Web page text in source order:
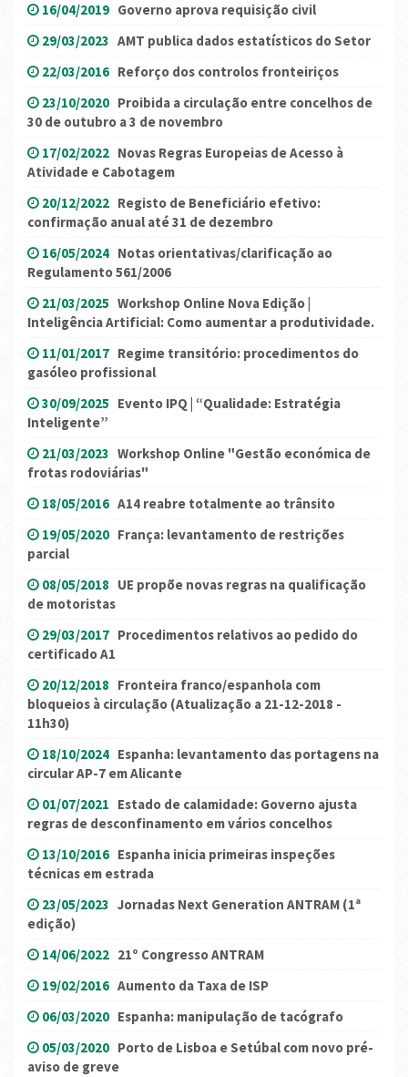
16/04/2019 Governo aprova requisição civil
29/03/2023 AMT publica dados estatísticos do Setor
22/03/2016 Reforço dos controlos fronteiriços
23/10/2020 Proibida a circulação entre concelhos de
30 de outubro a 3 de novembro
17/02/2022 Novas Regras Europeias de Acesso à
Atividade e Cabotagem
20/12/2022 Registo de Beneficiário efetivo:
confirmação anual até 31 de dezembro
16/05/2024 Notas orientativas/clarificação ao
Regulamento 561/2006
21/03/2025 Workshop Online Nova Edição |
Inteligência Artificial: Como aumentar a produtividade.
11/01/2017 Regime transitório: procedimentos do
gasóleo profissional
30/09/2025 Evento IPQ | “Qualidade: Estratégia
Inteligente”
21/03/2023 Workshop Online "Gestão económica de
frotas rodoviárias"
18/05/2016 A14 reabre totalmente ao trânsito
19/05/2020 França: levantamento de restrições
parcial
08/05/2018 UE propõe novas regras na qualificação
de motoristas
29/03/2017 Procedimentos relativos ao pedido do
certificado A1
20/12/2018 Fronteira franco/espanhola com
bloqueios à circulação (Atualização a 21-12-2018 -
11h30)
18/10/2024 Espanha: levantamento das portagens na
circular AP-7 em Alicante
01/07/2021 Estado de calamidade: Governo ajusta
regras de desconfinamento em vários concelhos
13/10/2016 Espanha inicia primeiras inspeções
técnicas em estrada
23/05/2023 Jornadas Next Generation ANTRAM (1ª
edição)
14/06/2022 21º Congresso ANTRAM
19/02/2016 Aumento da Taxa de ISP
06/03/2020 Espanha: manipulação de tacógrafo
05/03/2020 Porto de Lisboa e Setúbal com novo pré-
aviso de greve